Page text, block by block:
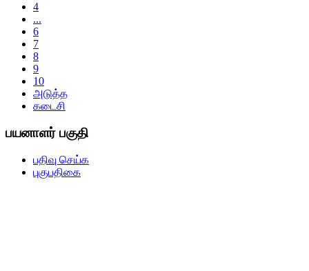
4
...
6
7
8
9
10
அடுத்த
கடைசி
பயனாளர் பகுதி
பதிவு செய்க
புகுபதிகை